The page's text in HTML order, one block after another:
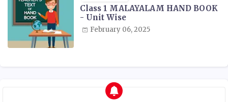
Class 1 MALAYALAM HAND BOOK
- Unit Wise
February 06, 2025